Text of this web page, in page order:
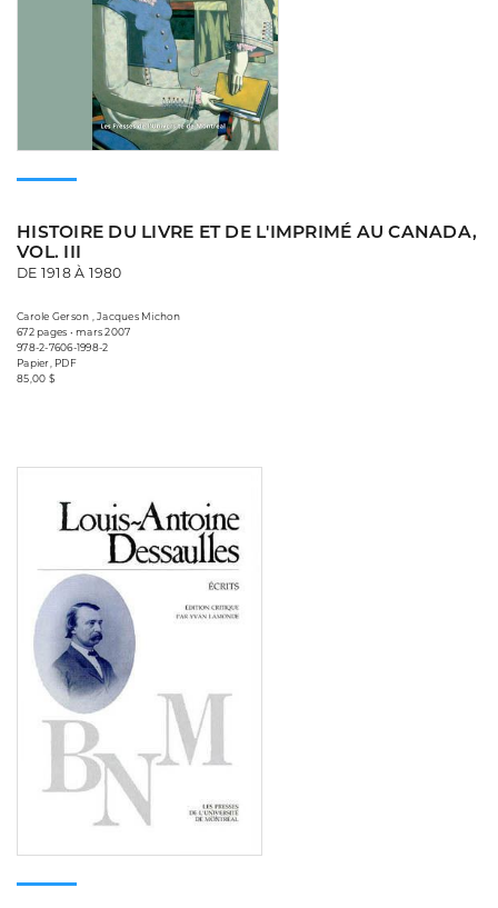
HISTOIRE DU LIVRE ET DE L'IMPRIMÉ AU CANADA,
VOL. III
DE 1918 À 1980
Carole Gerson , Jacques Michon
672 pages • mars 2007
978-2-7606-1998-2
Papier, PDF
85,00 $